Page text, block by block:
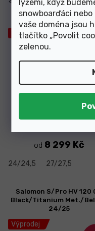
lyžemi, když
snowboarďáci
vaše doména jsou
tlačítko „Povolit
zelenou.
Výprodej
GW Black/Grey 25/26
od 8 299 Kč
24/24,5 27/27,5
Výprodej
Salomon S/Pro HV 120
Black/Titanium Met./
24/25